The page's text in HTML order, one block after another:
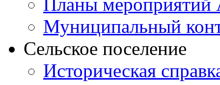
Планы мероприятий
Муниципальный
Сельское поселение
Историческая